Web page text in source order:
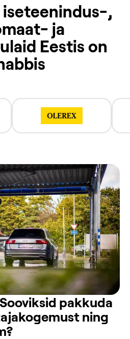
iseteenindus-,
ja
Eestis on
pakkuda
ning